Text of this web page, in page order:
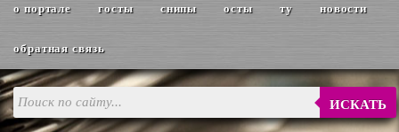
о портале госты снипы осты ту новости
обратная связь
ИСКАТЬ